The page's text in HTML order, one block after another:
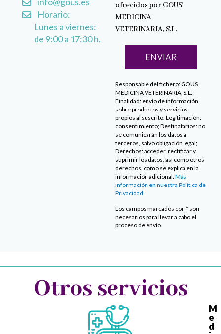
Horario:
Lunes a viernes:
de 9:00 a 17:30 h.
ofrecidos por GOUS
MEDICINA
VETERINARIA, S.L.
Responsable del fichero: GOUS
MEDICINA VETERINARIA, S.L.;
Finalidad: envío de información
sobre productos y servicios
propios al suscrito. Legitimación:
consentimiento; Destinatarios: no
se comunicarán los datos a
terceros, salvo obligación legal;
Derechos: acceder, rectificar y
suprimir los datos, así como otros
derechos, como se explica en la
información adicional. Más
información en nuestra Política de
Privacidad.
Los campos marcados con * son
necesarios para llevar a cabo el
proceso de envío.
Otros servicios
M
e
d